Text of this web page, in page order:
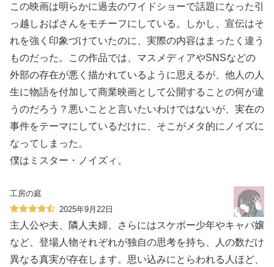
この映画は明らかに過去のワイドショーで話題になった引
っ越しおばさんをモチーフにしている。しかし、宣伝はそ
れを強く印象づけていたのに、実際の内容はまったく違う
ものだった。この作品では、マスメディアやSNSなどの
外部の存在が悪く描かれているように思えるが、他人の人
生に物語を付加して商業映画として公開することの何が違
うのだろう？悪いことと言いたいわけではないが、実在の
事件をテーマにしているだけに、そこがメタ的にノイズに
なってしまった。
僕はミスター・ノイズィ。
工房の庭
2025年9月22日
主人公や夫、隣人夫婦、さらにはスケボー少年やキャバ嬢
など、登場人物それぞれが独自の思考を持ち、人の数だけ
異なる真実が存在します。思い込みにとらわれる人ほど、